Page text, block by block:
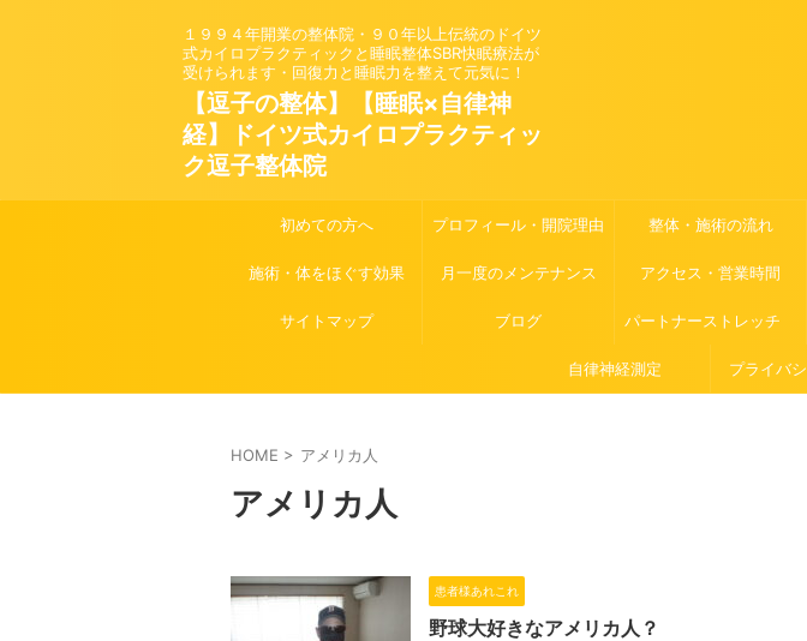
１９９４年開業の整体院・９０年以上伝統のドイツ
式カイロプラクティックと睡眠整体SBR快眠療法が
受けられます・回復力と睡眠力を整えて元気に！
【逗子の整体】【睡眠×自律神
経】ドイツ式カイロプラクティッ
ク逗子整体院
初めての方へ プロフィール・開院理由 整体・施術の流れ
施術・体をほぐす効果 月一度のメンテナンス アクセス・営業時間
サイトマップ ブログ パートナーストレッチ
自律神経測定 プライバ
HOME > アメリカ人
アメリカ人
患者様あれこれ
野球大好きなアメリカ人？